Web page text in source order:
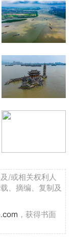
/或相关权利人
、摘编、复制及
，获得书面